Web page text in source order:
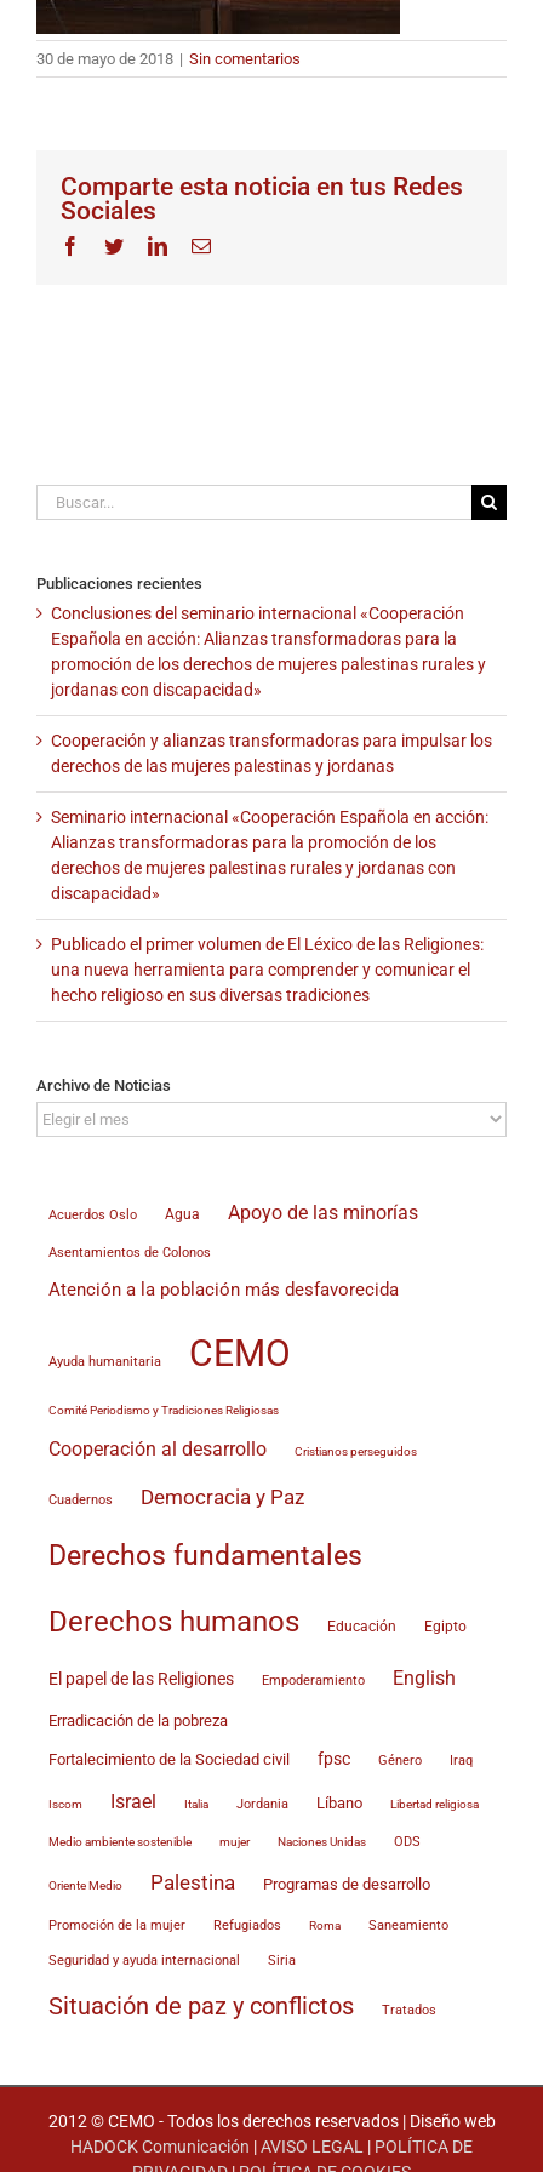
30 de mayo de 2018 | Sin comentarios
Comparte esta noticia en tus Redes
Sociales
Facebook
TwitterLinkedInCorreo
Buscar:
Publicaciones recientes
Conclusiones del seminario internacional «Cooperación
Española en acción: Alianzas transformadoras para la
promoción de los derechos de mujeres palestinas rurales y
jordanas con discapacidad»
Cooperación y alianzas transformadoras para impulsar los
derechos de las mujeres palestinas y jordanas
Seminario internacional «Cooperación Española en acción:
Alianzas transformadoras para la promoción de los
derechos de mujeres palestinas rurales y jordanas con
discapacidad»
Publicado el primer volumen de El Léxico de las Religiones:
una nueva herramienta para comprender y comunicar el
hecho religioso en sus diversas tradiciones
Archivo de Noticias
Archivo
de
Acuerdos Oslo Agua Apoyo de las minorías
Asentamientos de Colonos
Atención a la población más desfavorecida
Ayuda humanitaria CEMO
Comité Periodismo y Tradiciones Religiosas
Cooperación al desarrollo Cristianos perseguidos
Cuadernos Democracia y Paz
Derechos fundamentales
Derechos humanos
Educación Egipto
El papel de las Religiones Empoderamiento English
Erradicación de la pobreza
Fortalecimiento de la Sociedad civil fpsc Género Iraq
Iscom Israel Italia Jordania Líbano Libertad religiosa
Medio ambiente sostenible mujer Naciones Unidas ODS
Oriente Medio Palestina Programas de desarrollo
Promoción de la mujer Refugiados Roma Saneamiento
Seguridad y ayuda internacional Siria
Situación de paz y conflictos Tratados
2012 © CEMO - Todos los derechos reservados | Diseño web
HADOCK Comunicación |AVISO LEGAL | POLÍTICA DE